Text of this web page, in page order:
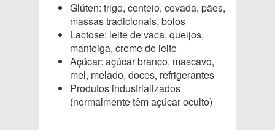
Glúten: trigo, centeio, cevada, pães,
massas tradicionais, bolos
Lactose: leite de vaca, queijos,
manteiga, creme de leite
Açúcar: açúcar branco, mascavo,
mel, melado, doces, refrigerantes
Produtos industrializados
(normalmente têm açúcar oculto)